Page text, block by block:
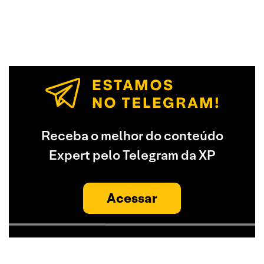
Receba o melhor do conteúdo
Expert pelo Telegram da XP
Acessar